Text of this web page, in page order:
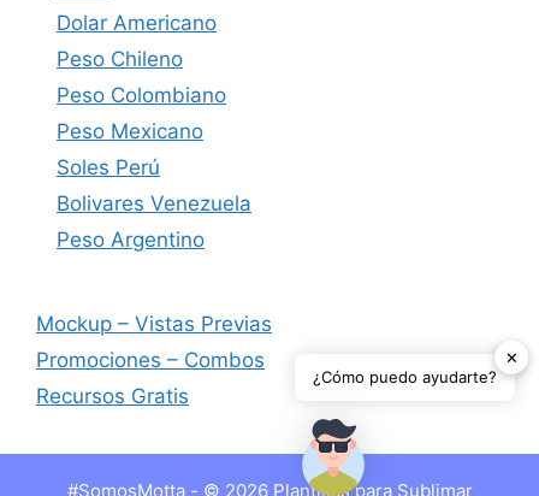
Dolar Americano
Peso Chileno
Peso Colombiano
Peso Mexicano
Soles Perú
Bolivares Venezuela
Peso Argentino
Mockup – Vistas Previas
Promociones – Combos
Recursos Gratis
#SomosMotta - © 2026 Plantillas para Sublimar
✕
¿Cómo puedo ayudarte?